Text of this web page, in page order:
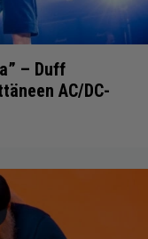
– Duff
AC/DC-